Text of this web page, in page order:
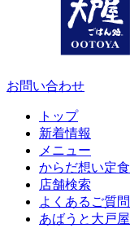
お問い合わせ
トップ
新着情報
メニュー
からだ想い定食
店舗検索
よくあるご質問
あばうと大戸屋